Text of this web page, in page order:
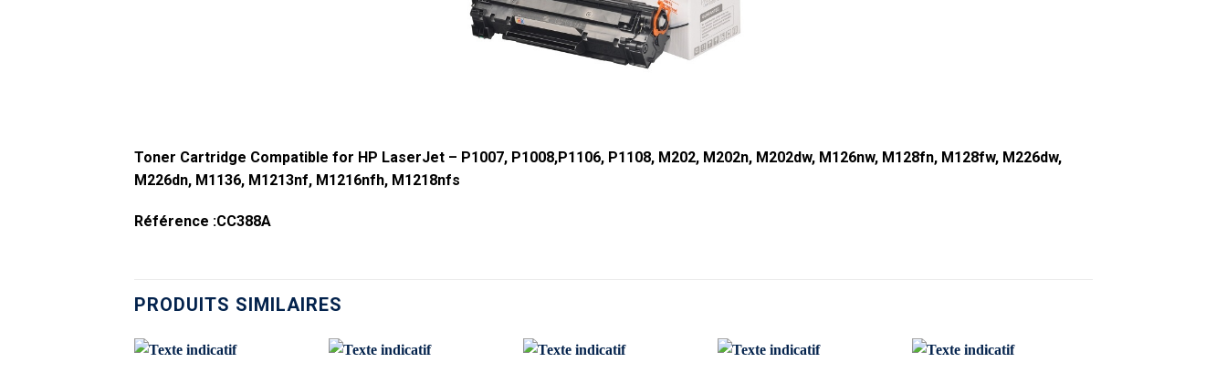
Toner Cartridge Compatible for HP LaserJet – P1007, P1008,P1106, P1108, M202, M202n, M202dw, M126nw, M128fn, M128fw, M226dw,
M226dn, M1136, M1213nf, M1216nfh, M1218nfs
Référence :CC388A
PRODUITS SIMILAIRES